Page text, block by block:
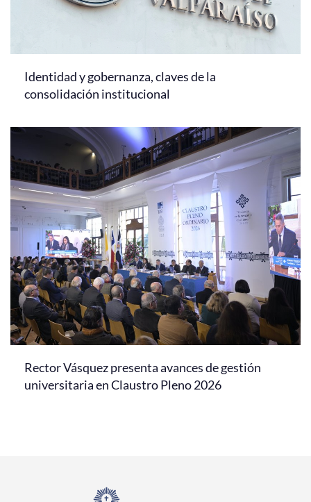
Identidad y gobernanza, claves de la
consolidación institucional
Rector Vásquez presenta avances de gestión
universitaria en Claustro Pleno 2026